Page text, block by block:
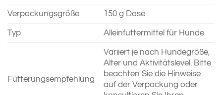
Verpackungsgröße 150 g Dose
Typ Alleinfuttermittel für Hunde
Fütterungsempfehlung
Variiert je nach Hundegröße,
Alter und Aktivitätslevel. Bitte
beachten Sie die Hinweise
auf der Verpackung oder